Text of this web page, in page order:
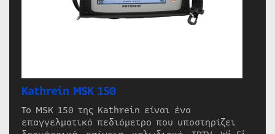
Kathrein MSK 150
Το MSK 150 της Kathrein είναι ένα
επαγγελματικό πεδιόμετρο που υποστηρίζει